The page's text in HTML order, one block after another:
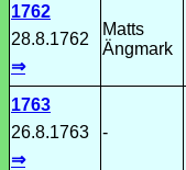
1762
28.8.1762
⇒
Matts
Ängmark
1763
26.8.1763
⇒
-